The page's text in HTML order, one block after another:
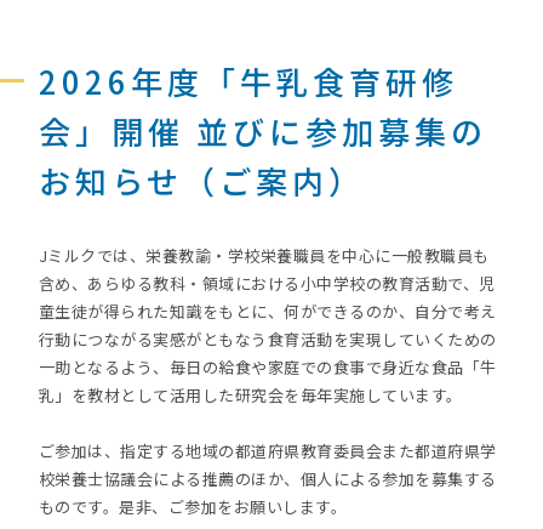
2026年度「牛乳食育研修
会」開催 並びに参加募集の
お知らせ（ご案内）
Jミルクでは、栄養教諭・学校栄養職員を中心に一般教職員も
含め、あらゆる教科・領域における小中学校の教育活動で、児
童生徒が得られた知識をもとに、何ができるのか、自分で考え
行動につながる実感がともなう食育活動を実現していくための
一助となるよう、毎日の給食や家庭での食事で身近な食品「牛
乳」を教材として活用した研究会を毎年実施しています。
ご参加は、指定する地域の都道府県教育委員会また都道府県学
校栄養士協議会による推薦のほか、個人による参加を募集する
ものです。是非、ご参加をお願いします。